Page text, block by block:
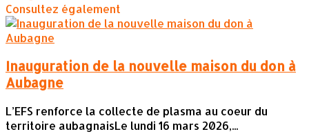
Consultez également
Inauguration de la nouvelle maison du don à
Aubagne
L’EFS renforce la collecte de plasma au coeur du
territoire aubagnaisLe lundi 16 mars 2026,...